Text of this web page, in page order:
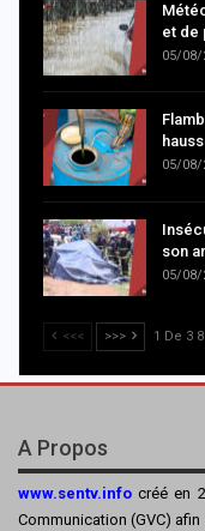
et de
05/08/
05/08/
son
05/08/
<<< >>> 1 De 3
A Propos
www.sentv.info créé en
Communication (GVC)